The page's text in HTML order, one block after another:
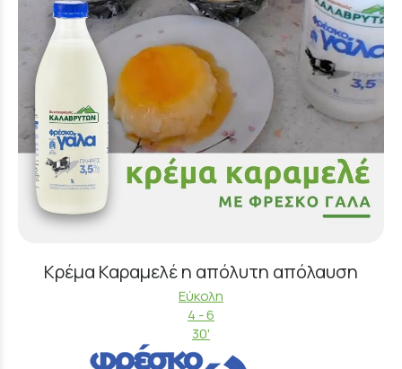
Κρέμα Καραμελέ η απόλυτη απόλαυση
Εύκολη
4 - 6
30'